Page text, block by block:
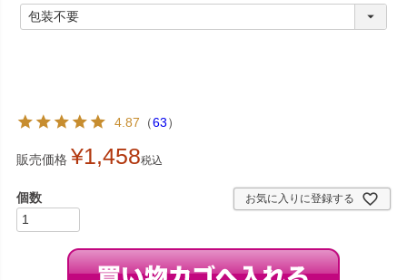
必
4.87 （63）
販売価格 ¥1,458税込
お気に入りに登録する